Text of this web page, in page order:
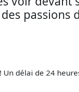
passions
! Un délai de 24